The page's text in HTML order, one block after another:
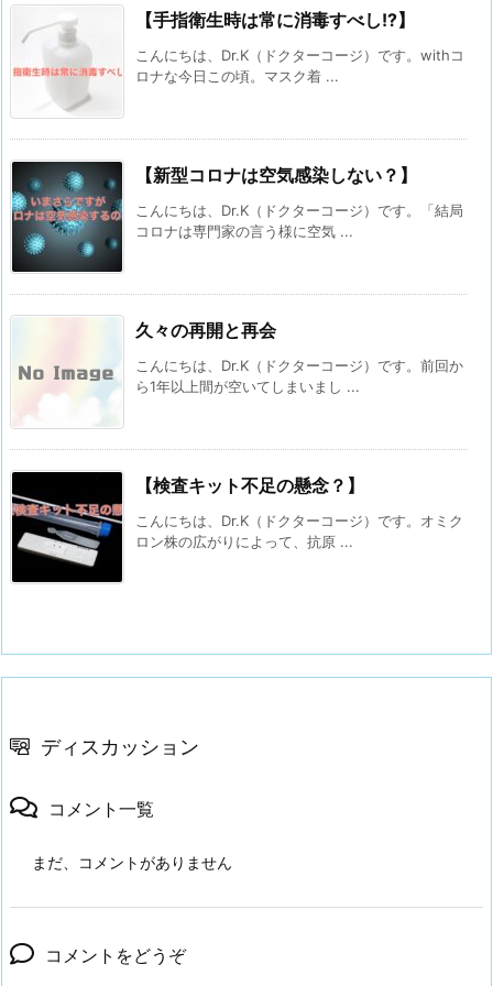
【手指衛生時は常に消毒すべし!?】
こんにちは、Dr.K（ドクターコージ）です。withコ
ロナな今日この頃。マスク着 ...
【新型コロナは空気感染しない？】
こんにちは、Dr.K（ドクターコージ）です。⁡「結局
コロナは専門家の言う様に空気 ...
久々の再開と再会
こんにちは、Dr.K（ドクターコージ）です。前回か
ら1年以上間が空いてしまいまし ...
【検査キット不足の懸念？】
こんにちは、Dr.K（ドクターコージ）です。⁡オミク
ロン株の広がりによって、抗原 ...
ディスカッション
コメント一覧
まだ、コメントがありません
コメントをどうぞ